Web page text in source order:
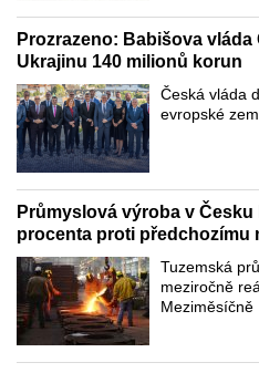
Prozrazeno: Babišova
Ukrajinu 140 milionů korun
Česká vláda
evropské
Průmyslová výroba v
procenta proti předchozímu
Tuzemská
meziročně
Meziměsíčně